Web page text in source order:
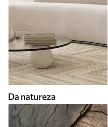
Da natureza